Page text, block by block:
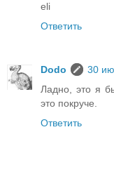
eli
Ответить
Dodo
30
Ладно, это я
это покруче.
Ответить